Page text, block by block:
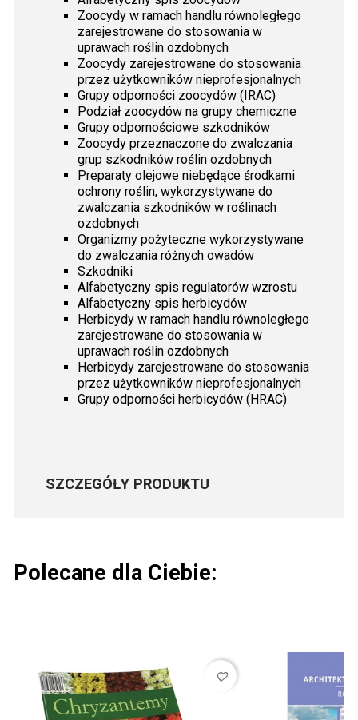
Zoocydy w ramach handlu równoległego
zarejestrowane do stosowania w
uprawach roślin ozdobnych
Zoocydy zarejestrowane do stosowania
przez użytkowników nieprofesjonalnych
Grupy odporności zoocydów (IRAC)
Podział zoocydów na grupy chemiczne
Grupy odpornościowe szkodników
Zoocydy przeznaczone do zwalczania
grup szkodników roślin ozdobnych
Preparaty olejowe niebędące środkami
ochrony roślin, wykorzystywane do
zwalczania szkodników w roślinach
ozdobnych
Organizmy pożyteczne wykorzystywane
do zwalczania różnych owadów
Szkodniki
Alfabetyczny spis regulatorów wzrostu
Alfabetyczny spis herbicydów
Herbicydy w ramach handlu równoległego
zarejestrowane do stosowania w
uprawach roślin ozdobnych
Herbicydy zarejestrowane do stosowania
przez użytkowników nieprofesjonalnych
Grupy odporności herbicydów (HRAC)
SZCZEGÓŁY PRODUKTU
Polecane dla Ciebie:
favorite_border